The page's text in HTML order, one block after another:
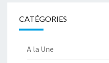
CATÉGORIES
A la Une